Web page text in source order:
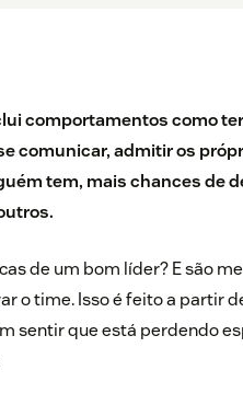
comportamentos como
comunicar, admitir os
tem, mais chances de
de um bom líder? E são
o time. Isso é feito a partir
sentir que está perdendo